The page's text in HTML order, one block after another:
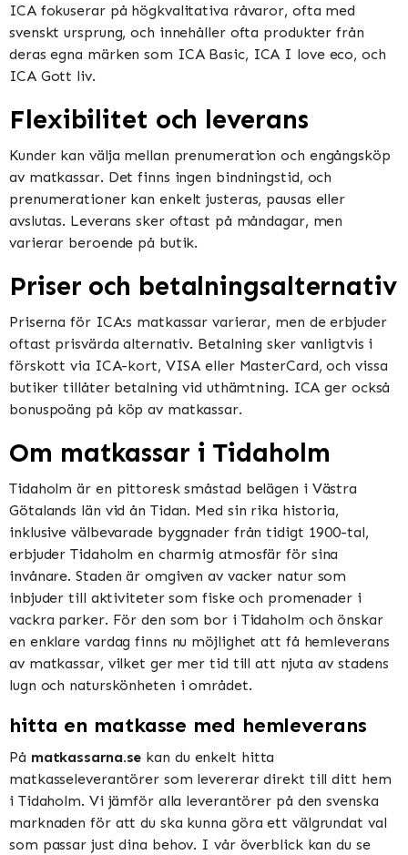
ICA fokuserar på högkvalitativa råvaror, ofta med
svenskt ursprung, och innehåller ofta produkter från
deras egna märken som ICA Basic, ICA I love eco, och
ICA Gott liv​​.
Flexibilitet och leverans
Kunder kan välja mellan prenumeration och engångsköp
av matkassar. Det finns ingen bindningstid, och
prenumerationer kan enkelt justeras, pausas eller
avslutas. Leverans sker oftast på måndagar, men
varierar beroende på butik​​​​.
Priser och betalningsalternativ
Priserna för ICA:s matkassar varierar, men de erbjuder
oftast prisvärda alternativ. Betalning sker vanligtvis i
förskott via ICA-kort, VISA eller MasterCard, och vissa
butiker tillåter betalning vid uthämtning. ICA ger också
bonuspoäng på köp av matkassar​​.
Om matkassar i Tidaholm
Tidaholm är en pittoresk småstad belägen i Västra
Götalands län vid ån Tidan. Med sin rika historia,
inklusive välbevarade byggnader från tidigt 1900-tal,
erbjuder Tidaholm en charmig atmosfär för sina
invånare. Staden är omgiven av vacker natur som
inbjuder till aktiviteter som fiske och promenader i
vackra parker. För den som bor i Tidaholm och önskar
en enklare vardag finns nu möjlighet att få hemleverans
av matkassar, vilket ger mer tid till att njuta av stadens
lugn och naturskönheten i området.
hitta en matkasse med hemleverans
På matkassarna.se kan du enkelt hitta
matkasseleverantörer som levererar direkt till ditt hem
i Tidaholm. Vi jämför alla leverantörer på den svenska
marknaden för att du ska kunna göra ett välgrundat val
som passar just dina behov. I vår överblick kan du se